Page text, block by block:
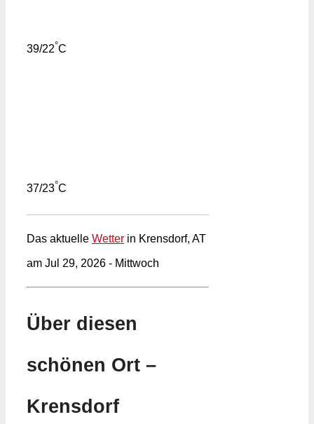
39/22°C
37/23°C
Das aktuelle Wetter in Krensdorf, AT
am Jul 29, 2026 - Mittwoch
Über diesen
schönen Ort –
Krensdorf